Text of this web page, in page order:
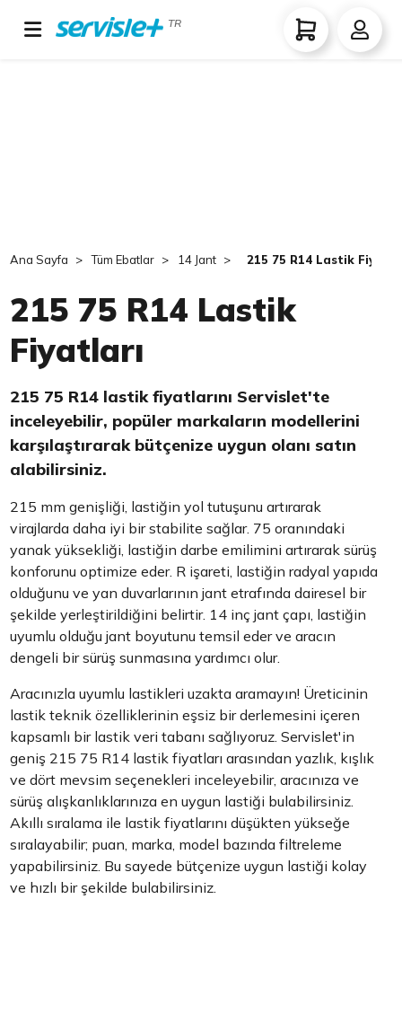
TR
Ana Sayfa Tüm Ebatlar 14 Jant 215 75 R14 Lastik
215 75 R14 Lastik
Fiyatları
215 75 R14 lastik fiyatlarını Servislet'te
inceleyebilir, popüler markaların modellerini
karşılaştırarak bütçenize uygun olanı satın
alabilirsiniz.
215 mm genişliği, lastiğin yol tutuşunu artırarak
virajlarda daha iyi bir stabilite sağlar. 75 oranındaki
yanak yüksekliği, lastiğin darbe emilimini artırarak sürüş
konforunu optimize eder. R işareti, lastiğin radyal yapıda
olduğunu ve yan duvarlarının jant etrafında dairesel bir
şekilde yerleştirildiğini belirtir. 14 inç jant çapı, lastiğin
uyumlu olduğu jant boyutunu temsil eder ve aracın
dengeli bir sürüş sunmasına yardımcı olur.
Aracınızla uyumlu lastikleri uzakta aramayın! Üreticinin
lastik teknik özelliklerinin eşsiz bir derlemesini içeren
kapsamlı bir lastik veri tabanı sağlıyoruz. Servislet'in
geniş 215 75 R14 lastik fiyatları arasından yazlık, kışlık
ve dört mevsim seçenekleri inceleyebilir, aracınıza ve
sürüş alışkanlıklarınıza en uygun lastiği bulabilirsiniz.
Akıllı sıralama ile lastik fiyatlarını düşükten yükseğe
sıralayabilir; puan, marka, model bazında filtreleme
yapabilirsiniz. Bu sayede bütçenize uygun lastiği kolay
ve hızlı bir şekilde bulabilirsiniz.